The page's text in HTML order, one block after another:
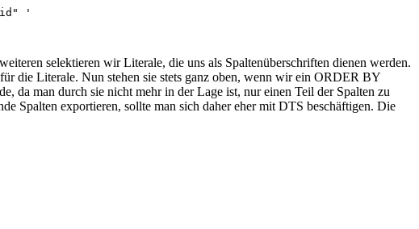
'
selektieren wir Literale, die uns als Spaltenüberschriften dienen werden.
die Literale. Nun stehen sie stets ganz oben, wenn wir ein ORDER BY
da man durch sie nicht mehr in der Lage ist, nur einen Teil der Spalten zu
Spalten exportieren, sollte man sich daher eher mit DTS beschäftigen. Die